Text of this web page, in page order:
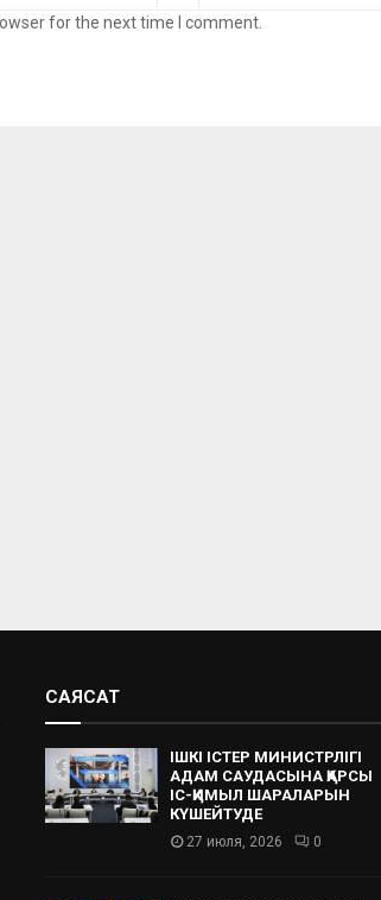
for the next time I comment.
САЯСАТ
ІШКІ ІСТЕР МИНИСТРЛІГІ
АДАМ САУДАСЫНА ҚАРСЫ
ІС-ҚИМЫЛ ШАРАЛАРЫН
КҮШЕЙТУДЕ
27 июля, 2026 0